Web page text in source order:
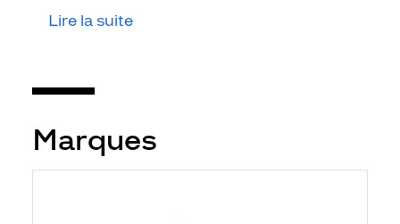
Lire la suite
Marques